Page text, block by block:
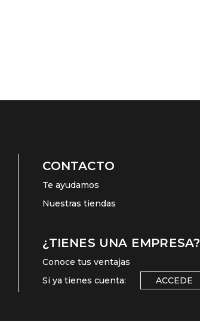
CONTACTO
Te ayudamos
Nuestras tiendas
¿TIENES UNA EMPRESA?
Conoce tus ventajas
Si ya tienes cuenta:
ACCEDE